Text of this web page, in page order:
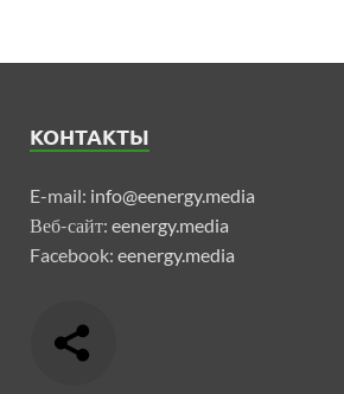
КОНТАКТЫ
E-mail: info@eenergy.media
Веб-сайт: eenergy.media
Facebook: eenergy.media